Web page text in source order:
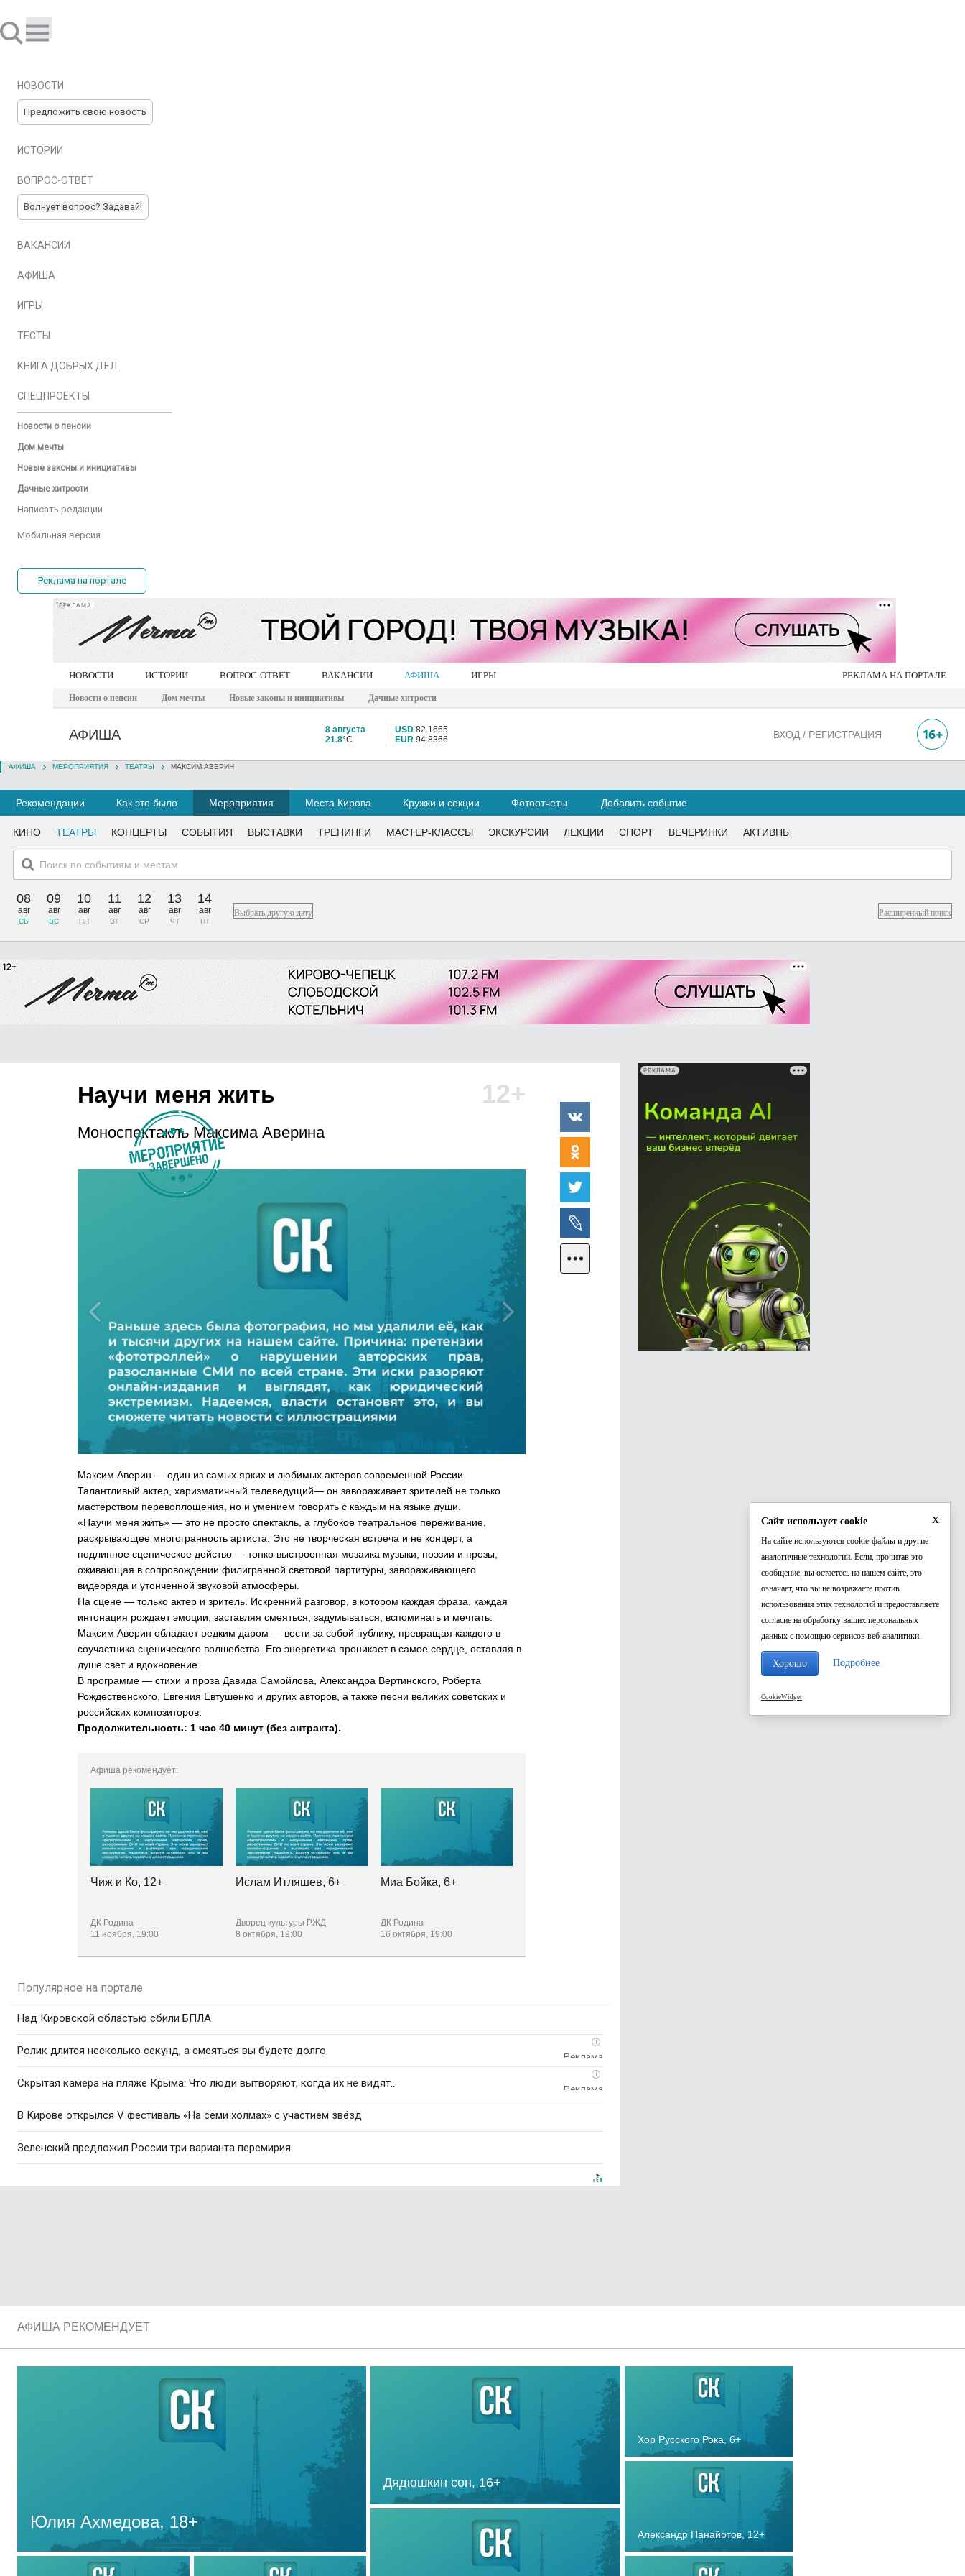
НОВОСТИ
Предложить свою новость
ИСТОРИИ
ВОПРОС-ОТВЕТ
Волнует вопрос? Задавай!
ВАКАНСИИ
АФИША
ИГРЫ
ТЕСТЫ
КНИГА ДОБРЫХ ДЕЛ
СПЕЦПРОЕКТЫ
Новости о пенсии
Дом мечты
Новые законы и инициативы
Дачные хитрости
Написать редакции
Мобильная версия
Реклама на портале
РЕКЛАМА
НОВОСТИ ИСТОРИИ ВОПРОС-ОТВЕТ ВАКАНСИИ АФИША ИГРЫ РЕКЛАМА НА ПОРТАЛЕ
Новости о пенсии Дом мечты Новые законы и инициативы Дачные хитрости
АФИША
8 августа
21.8°C
USD 82.1665
EUR 94.8366 ВХОД / РЕГИСТРАЦИЯ
АФИША МЕРОПРИЯТИЯ ТЕАТРЫ МАКСИМ АВЕРИН
Рекомендации Как это было Мероприятия Места Кирова Кружки и секции Фотоотчеты Добавить событие
КИНО ТЕАТРЫ КОНЦЕРТЫ СОБЫТИЯ ВЫСТАВКИ ТРЕНИНГИ МАСТЕР-КЛАССЫ ЭКСКУРСИИ ЛЕКЦИИ СПОРТ ВЕЧЕРИНКИ АКТИВНЫМ
08
авг
СБ
09
авг
ВС
10
авг
ПН
11
авг
ВТ
12
авг
СР
13
авг
ЧТ
14
авг
ПТ
Выбрать другую дату Расширенный поиск
Научи меня жить 12+
Моноспектакль Максима Аверина
Максим Аверин — один из самых ярких и любимых актеров современной России.
Талантливый актер, харизматичный телеведущий— он завораживает зрителей не только
мастерством перевоплощения, но и умением говорить с каждым на языке души.
«Научи меня жить» — это не просто спектакль, а глубокое театральное переживание,
раскрывающее многогранность артиста. Это не творческая встреча и не концерт, а
подлинное сценическое действо — тонко выстроенная мозаика музыки, поэзии и прозы,
оживающая в сопровождении филигранной световой партитуры, завораживающего
видеоряда и утонченной звуковой атмосферы.
На сцене — только актер и зритель. Искренний разговор, в котором каждая фраза, каждая
интонация рождает эмоции, заставляя смеяться, задумываться, вспоминать и мечтать.
Максим Аверин обладает редким даром — вести за собой публику, превращая каждого в
соучастника сценического волшебства. Его энергетика проникает в самое сердце, оставляя в
душе свет и вдохновение.
В программе — стихи и проза Давида Самойлова, Александра Вертинского, Роберта
Рождественского, Евгения Евтушенко и других авторов, а также песни великих советских и
российских композиторов.
Продолжительность: 1 час 40 минут (без антракта).
Афиша рекомендует:
Чиж и Ко, 12+
ДК Родина
11 ноября, 19:00
Ислам Итляшев, 6+
Дворец культуры РЖД
8 октября, 19:00
Миа Бойка, 6+
ДК Родина
16 октября, 19:00
Популярное на портале
Над Кировской областью сбили БПЛА
i
Ролик длится несколько секунд, а смеяться вы будете долго
i
Скрытая камера на пляже Крыма: Что люди вытворяют, когда их не видят...
В Кирове открылся V фестиваль «На семи холмах» с участием звёзд
Зеленский предложил России три варианта перемирия
РЕКЛАМА
АФИША РЕКОМЕНДУЕТ
Юлия Ахмедова, 18+
Дядюшкин сон, 16+
Хор Русского Рока,6+
Александр Панайотов,12+
x
Сайт использует cookie
На сайте используются cookie-файлы и другие
аналогичные технологии. Если, прочитав это
сообщение, вы остаетесь на нашем сайте, это
означает, что вы не возражаете против
использования этих технологий и предоставляете
согласие на обработку ваших персональных
данных с помощью сервисов веб-аналитики.
Хорошо Подробнее
CookieWidget